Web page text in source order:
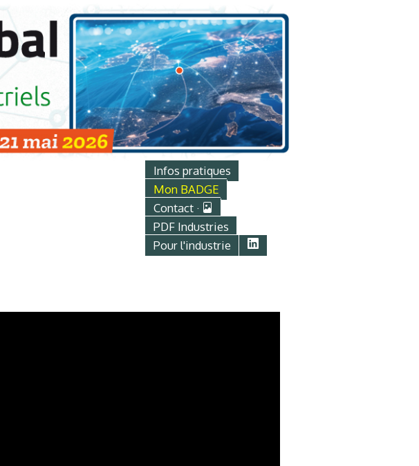
Infos pratiques
Mon BADGE
Contact ·
PDF Industries
Pour l'industrie